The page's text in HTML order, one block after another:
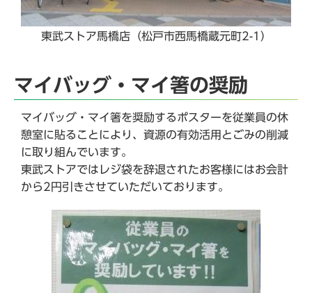
東武ストア馬橋店（松戸市西馬橋蔵元町2-1）
マイバッグ・マイ箸の奨励
マイバッグ・マイ箸を奨励するポスターを従業員の休
憩室に貼ることにより、資源の有効活用とごみの削減
に取り組んでいます。
東武ストアではレジ袋を辞退されたお客様にはお会計
から2円引きさせていただいております。